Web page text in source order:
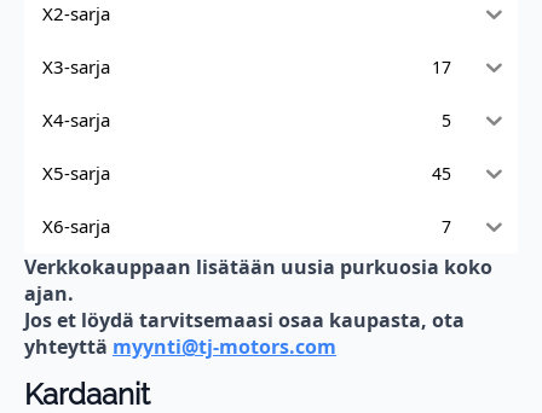
X2-sarja
X3-sarja 17
X4-sarja 5
X5-sarja 45
X6-sarja 7
Verkkokauppaan lisätään uusia purkuosia koko
ajan.
Jos et löydä tarvitsemaasi osaa kaupasta, ota
yhteyttä myynti@tj-motors.com
Kardaanit